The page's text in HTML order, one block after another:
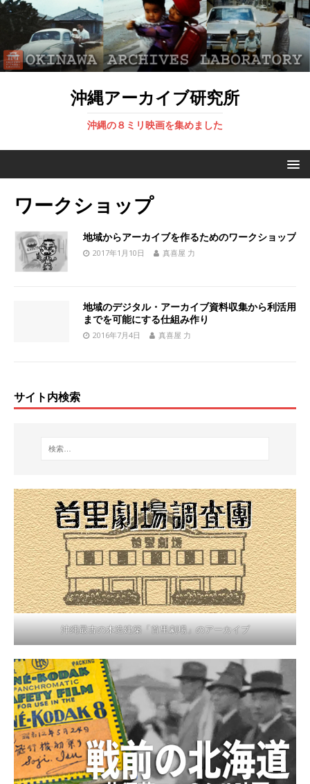
沖縄アーカイブ研究所
沖縄の８ミリ映画を集めました
ワークショップ
地域からアーカイブを作るためのワークショップ
2017年1月10日 真喜屋 力
地域のデジタル・アーカイブ資料収集から利活用
までを可能にする仕組み作り
2016年7月4日 真喜屋 力
サイト内検索
沖縄最古の木造建築「首里劇場」のアーカイブ